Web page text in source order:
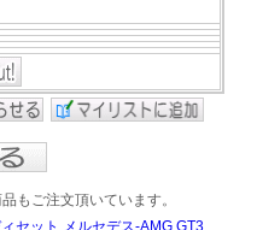
もご注文頂いています。